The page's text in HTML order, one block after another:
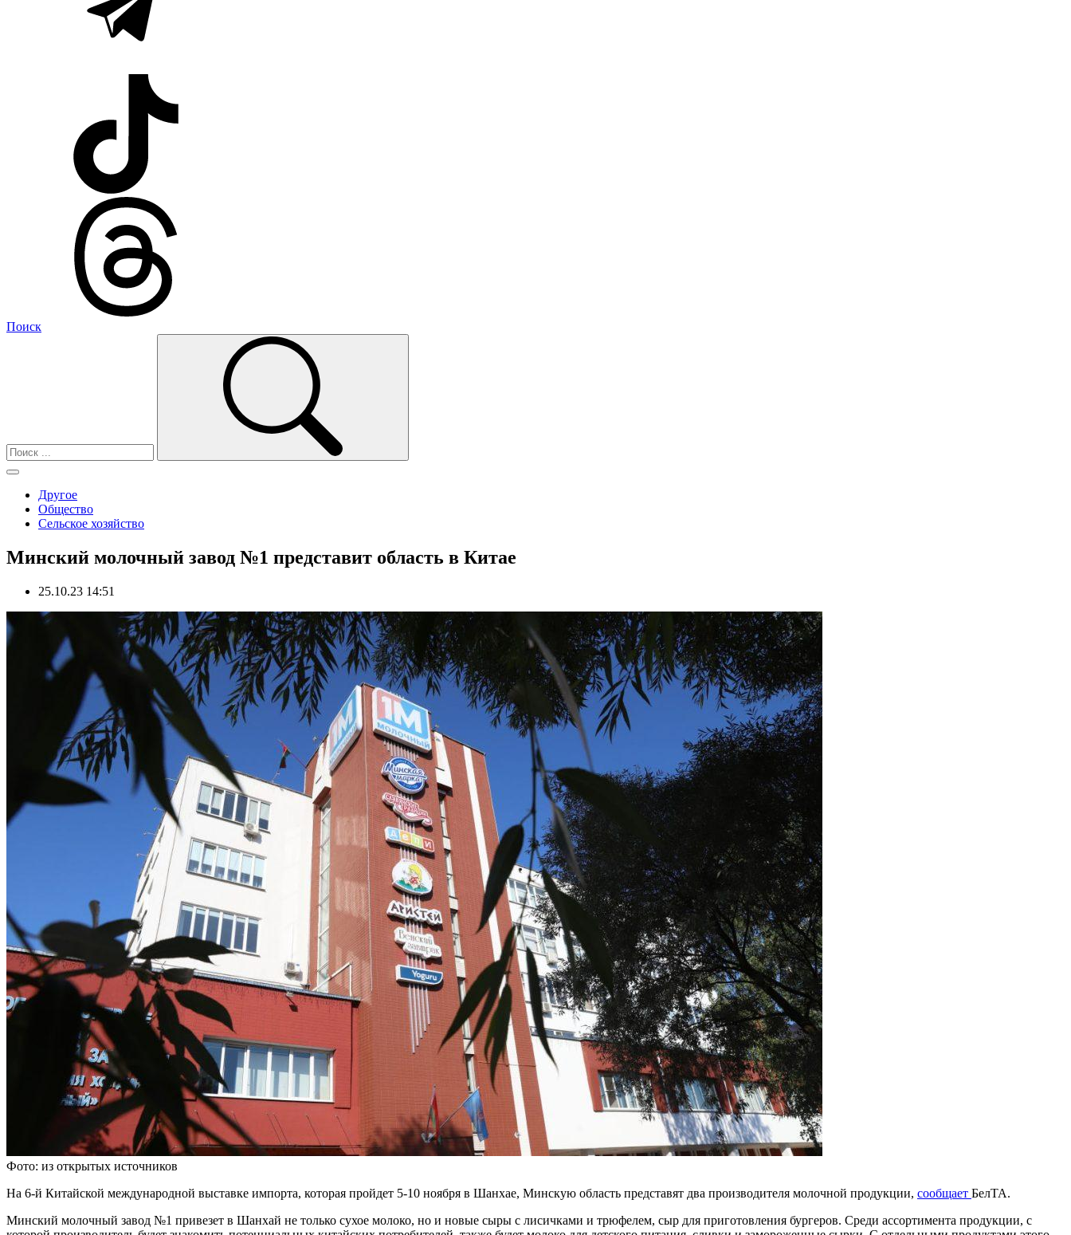
Поиск
Другое
Общество
Сельское хозяйство
Минский молочный завод №1 представит область в Китае
25.10.23 14:51
Фото: из открытых источников
На 6-й Китайской международной выставке импорта, которая пройдет 5-10 ноября в Шанхае, Минскую область представят два производителя молочной продукции, сообщает БелТА.
Минский молочный завод №1 привезет в Шанхай не только сухое молоко, но и новые сыры с лисичками и трюфелем, сыр для приготовления бургеров. Среди ассортимента продукции, с